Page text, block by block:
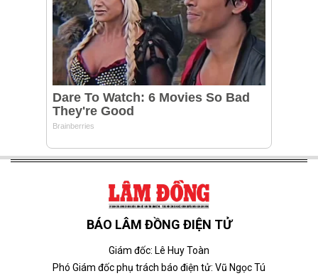
BÁO LÂM ĐỒNG ĐIỆN TỬ
Giám đốc: Lê Huy Toàn
Phó Giám đốc phụ trách báo điện tử: Vũ Ngọc Tú